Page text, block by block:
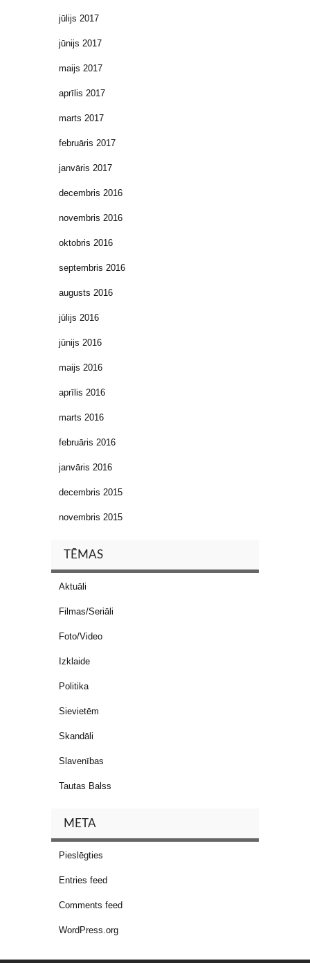
jūlijs 2017
jūnijs 2017
maijs 2017
aprīlis 2017
marts 2017
februāris 2017
janvāris 2017
decembris 2016
novembris 2016
oktobris 2016
septembris 2016
augusts 2016
jūlijs 2016
jūnijs 2016
maijs 2016
aprīlis 2016
marts 2016
februāris 2016
janvāris 2016
decembris 2015
novembris 2015
TĒMAS
Aktuāli
Filmas/Seriāli
Foto/Video
Izklaide
Politika
Sievietēm
Skandāli
Slavenības
Tautas Balss
META
Pieslēgties
Entries feed
Comments feed
WordPress.org